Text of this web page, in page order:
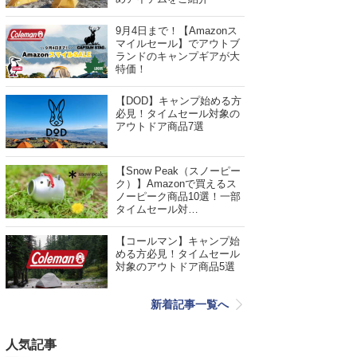
9月4日まで！【Amazonス
マイルセール】でアウトブ
ランドのキャンプギアが大
特価！
【DOD】キャンプ始める方
必見！タイムセール対象の
アウトドア商品7選
【Snow Peak（スノーピー
ク）】Amazonで買えるス
ノーピーク商品10選！一部
タイムセール対…
【コールマン】キャンプ始
める方必見！タイムセール
対象のアウトドア商品5選
新着記事一覧へ
人気記事